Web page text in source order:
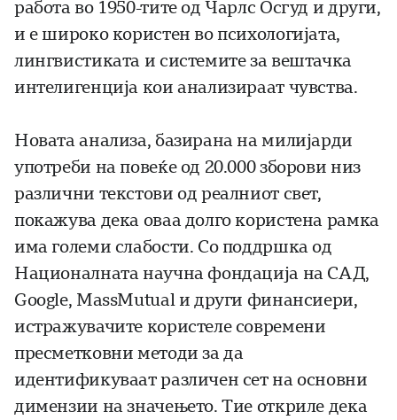
работа во 1950-тите од Чарлс Осгуд и други,
и е широко користен во психологијата,
лингвистиката и системите за вештачка
интелигенција кои анализираат чувства.
Новата анализа, базирана на милијарди
употреби на повеќе од 20.000 зборови низ
различни текстови од реалниот свет,
покажува дека оваа долго користена рамка
има големи слабости. Со поддршка од
Националната научна фондација на САД,
Google, MassMutual и други финансиери,
истражувачите користеле современи
пресметковни методи за да
идентификуваат различен сет на основни
димензии на значењето. Тие откриле дека